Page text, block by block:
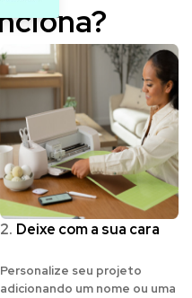
2. Deixe com a sua cara
Personalize seu projeto
adicionando um nome ou uma